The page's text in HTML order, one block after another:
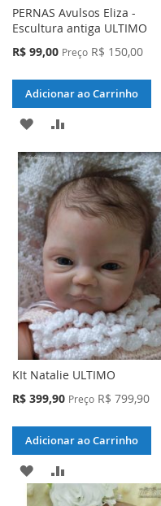
PERNAS Avulsos Eliza -
Escultura antiga ULTIMO
Preço
R$ 99,00 Preço R$ 150,00
Adicionar ao Carrinho
ADICIONAR
À
LISTA
DE
DESEJOS
PARA
COMPARAR
KIt Natalie ULTIMO
Preço
R$ 399,90 Preço R$ 799,90
Adicionar ao Carrinho
ADICIONAR
À
PARA